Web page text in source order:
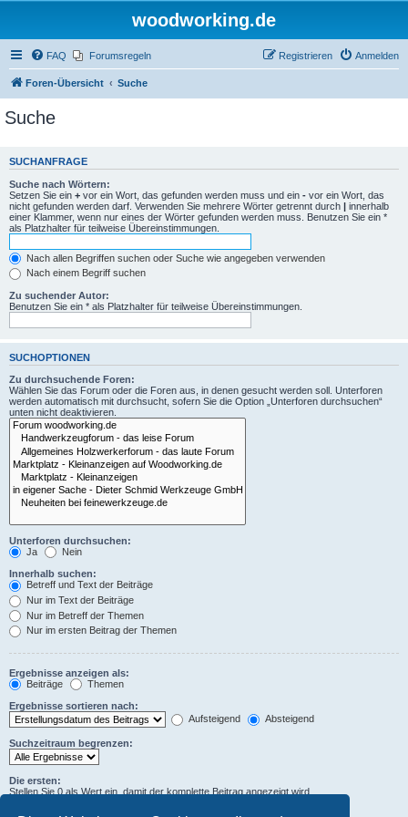
woodworking.de
FAQ Forumsregeln Anmelden
Registrieren
Foren-Übersicht Suche
Suche
SUCHANFRAGE
Suche nach Wörtern:
Setzen Sie ein + vor ein Wort, das gefunden werden muss und ein - vor ein Wort, das
nicht gefunden werden darf. Verwenden Sie mehrere Wörter getrennt durch | innerhalb
einer Klammer, wenn nur eines der Wörter gefunden werden muss. Benutzen Sie ein *
als Platzhalter für teilweise Übereinstimmungen.
Nach allen Begriffen suchen oder Suche wie angegeben verwenden
Nach einem Begriff suchen
Zu suchender Autor:
Benutzen Sie ein * als Platzhalter für teilweise Übereinstimmungen.
SUCHOPTIONEN
Zu durchsuchende Foren:
Wählen Sie das Forum oder die Foren aus, in denen gesucht werden soll. Unterforen
werden automatisch mit durchsucht, sofern Sie die Option „Unterforen durchsuchen“
unten nicht deaktivieren.
Unterforen durchsuchen:
Ja
Nein
Innerhalb suchen:
Betreff und Text der Beiträge
Nur im Text der Beiträge
Nur im Betreff der Themen
Nur im ersten Beitrag der Themen
Ergebnisse anzeigen als:
Beiträge
Themen
Ergebnisse sortieren nach:
Aufsteigend
Absteigend
Suchzeitraum begrenzen:
Die ersten:
Stellen Sie 0 als Wert ein, damit der komplette Beitrag angezeigt wird.